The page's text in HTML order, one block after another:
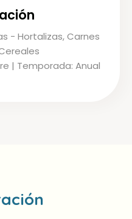
- Hortalizas, Carnes
| Temporada: Anual